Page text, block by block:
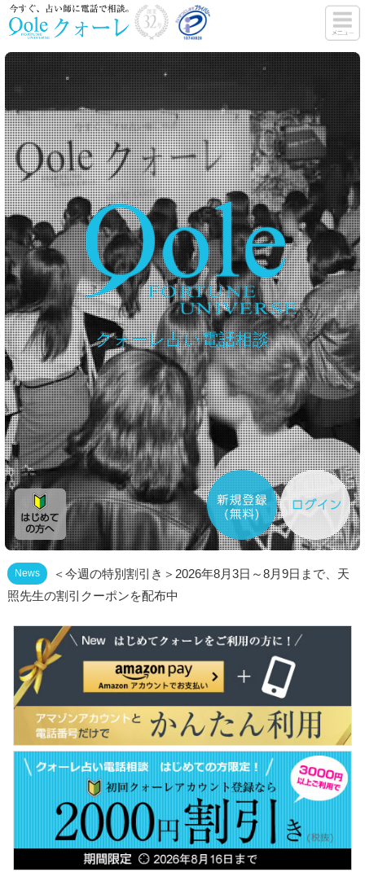
クォーレ占い電話相談
News
＜今週の特別割引き＞2026年8月3日～8月9日まで、天
照先生の割引クーポンを配布中